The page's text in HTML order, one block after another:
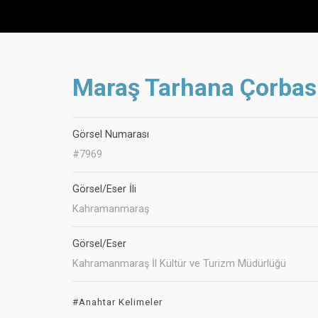
Maraş Tarhana
Görsel Numarası
#7969
Görsel/Eser İli
Kahramanmaraş
Görsel/Eser
Kahramanmaraş İl Kültür ve Turizm Müdürlüğü
#Anahtar Kelimeler